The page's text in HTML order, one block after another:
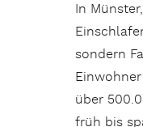
In
sondern
über
früh bis